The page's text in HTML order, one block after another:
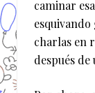
caminar
charlas en
después